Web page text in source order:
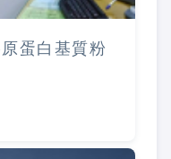
蛋白基質粉